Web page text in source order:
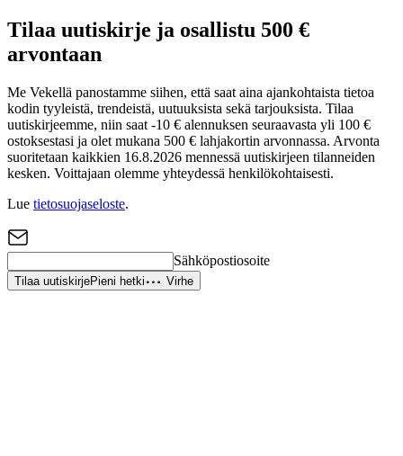
Tilaa uutiskirje ja osallistu 500 €
arvontaan
Me Vekellä panostamme siihen, että saat aina ajankohtaista tietoa
kodin tyyleistä, trendeistä, uutuuksista sekä tarjouksista. Tilaa
uutiskirjeemme, niin saat -10 € alennuksen seuraavasta yli 100 €
ostoksestasi ja olet mukana 500 € lahjakortin arvonnassa. Arvonta
suoritetaan kaikkien 16.8.2026 mennessä uutiskirjeen tilanneiden
kesken. Voittajaan olemme yhteydessä henkilökohtaisesti.
Lue tietosuojaseloste.
Sähköpostiosoite
Tilaa uutiskirjePieni hetki Virhe